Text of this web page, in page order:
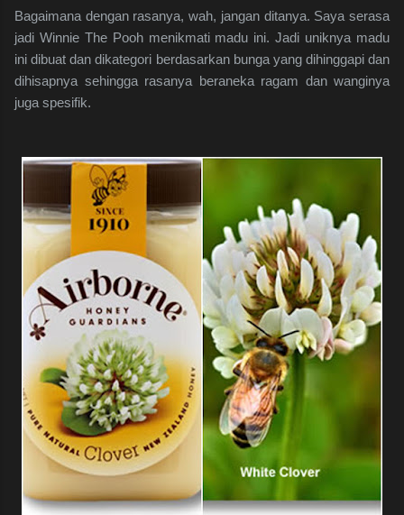
Bagaimana dengan rasanya, wah, jangan ditanya. Saya serasa
jadi Winnie The Pooh menikmati madu ini. Jadi uniknya madu
ini dibuat dan dikategori berdasarkan bunga yang dihinggapi dan
dihisapnya sehingga rasanya beraneka ragam dan wanginya
juga spesifik.